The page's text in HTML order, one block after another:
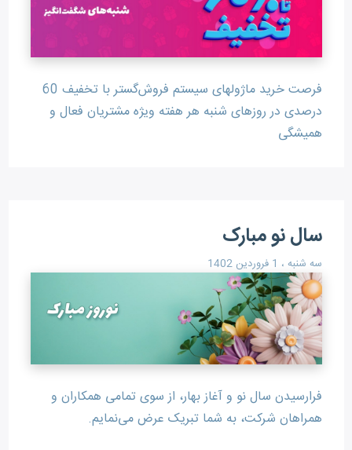
فرصت خرید ماژولهای سیستم فروش‌گستر با تخفیف 60
درصدی در روزهای شنبه هر هفته ویژه مشتریان فعال و
همیشگی
سال نو مبارک
سه شنبه ، 1 فروردین 1402
فرارسیدن سال نو و آغاز بهار، از سوی تمامی همکاران و
همراهان شرکت، به شما تبریک عرض می‌نمایم.